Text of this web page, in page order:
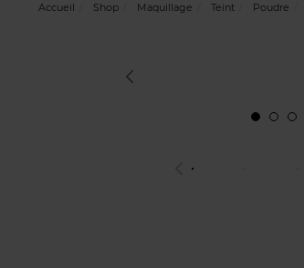
Accueil Shop Maquillage Teint Poudre